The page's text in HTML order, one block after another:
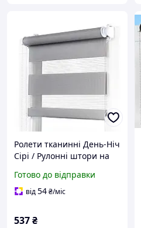
Ролети тканинні День-Ніч
Сірі / Рулонні штори на
дому, ролети від сонця
Жалюзі
Готово до відправки
від54₴/міс
537₴